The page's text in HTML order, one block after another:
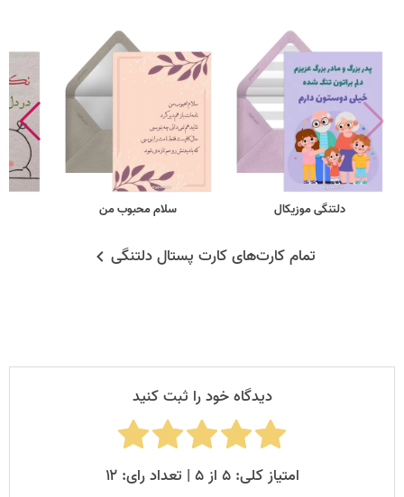
دلتنگی موزیکال سلام محبوب من
تمام کارت‌های کارت پستال دلتنگی
دیدگاه خود را ثبت کنید
امتیاز کلی: ۵ از ۵ | تعداد رای: ۱۲